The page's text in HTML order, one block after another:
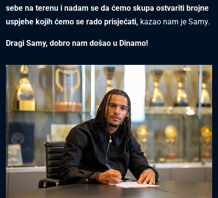
sebe na terenu i nadam se da ćemo skupa ostvariti brojne
uspjehe kojih ćemo se rado prisjećati, kazao nam je Samy.
Dragi Samy, dobro nam došao u Dinamo!